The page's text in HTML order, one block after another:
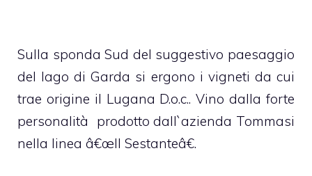
Sulla sponda Sud del suggestivo paesaggio
del lago di Garda si ergono i vigneti da cui
trae origine il Lugana D.o.c.. Vino dalla forte
personalità prodotto dall`azienda Tommasi
nella linea â€œIl Sestanteâ€.